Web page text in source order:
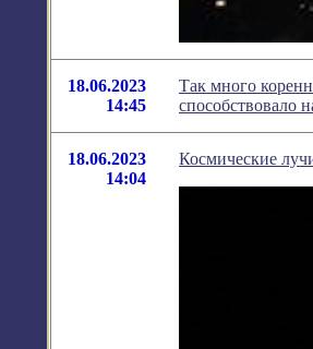
18.06.2023
14:45
Так много
способствовало
18.06.2023
14:04
Космические